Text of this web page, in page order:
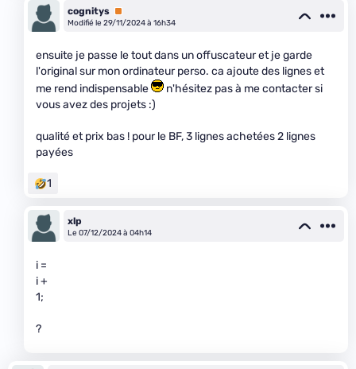
cognitys Premium
Modifié le 29/11/2024 à 16h34
ensuite je passe le tout dans un offuscateur et je garde
l'original sur mon ordinateur perso. ca ajoute des lignes et
me rend indispensable
n'hésitez pas à me contacter si
vous avez des projets :)
qualité et prix bas ! pour le BF, 3 lignes achetées 2 lignes
payées
1
xlp
Le 07/12/2024 à 04h14
i =
i +
1;
?